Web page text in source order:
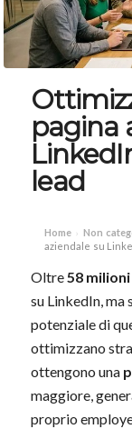
pagina
lead
Home › Non
aziendale su
Oltre58
su LinkedIn,
potenziale di
ottimizzano
ottengono una
maggiore,
proprio